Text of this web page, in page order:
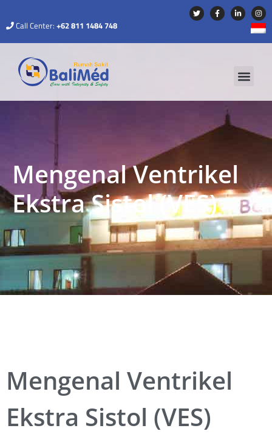
Call Center: +62 811 1484 748
Mengenal Ventrikel
Ekstra Sistol (VES)
Mengenal Ventrikel
Ekstra Sistol (VES)